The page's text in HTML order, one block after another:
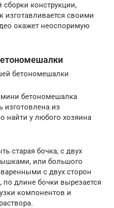
конструкции,
изготавливается своими
окажет неоспоримую
бетономешалки
мини бетономешалка
из
найти у любого хозяина
старая бочка, с двух
или большого
с двух сторон
по длине бочки вырезается
компонентов и